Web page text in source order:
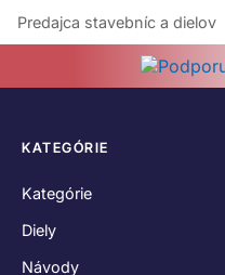
Predajca stavebníc a dielov
KATEGÓRIE
Kategórie
Diely
Návody